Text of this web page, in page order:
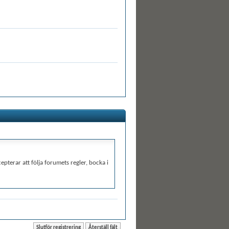
att följa forumets regler, bocka i
eller vBulletin Solutions, Inc.
orienterade, uttrycker hat eller hot